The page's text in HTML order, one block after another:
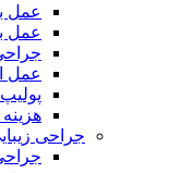
عمل
عمل
عمل
جراحی